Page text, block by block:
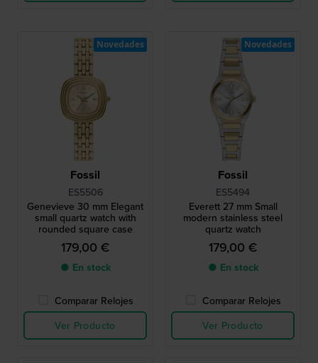
Fossil
ES5506
Genevieve 30 mm Elegant
small quartz watch with
rounded square case
179,00 €
● En stock
Comparar Relojes
Ver Producto
Novedades
Fossil
ES5494
Everett 27 mm Small
modern stainless steel
quartz watch
179,00 €
● En stock
Comparar Relojes
Ver Producto
Novedades